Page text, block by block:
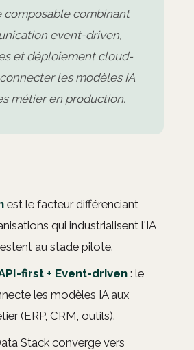
composable combinant
event-driven,
et déploiement cloud-
les modèles IA
métier en production.
est le facteur différenciant
qui industrialisent l'IA
au stade pilote.
first + Event-driven : le
les modèles IA aux
(ERP, CRM, outils).
Stack converge vers